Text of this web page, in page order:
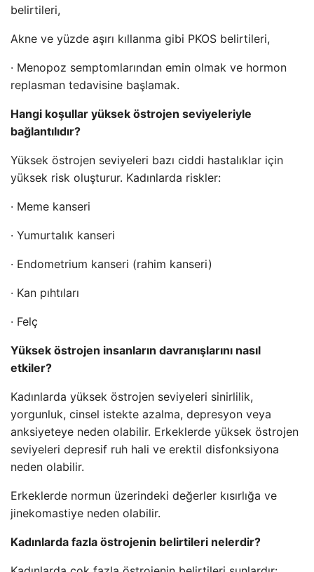
belirtileri,
Akne ve yüzde aşırı kıllanma gibi PKOS belirtileri,
· Menopoz semptomlarından emin olmak ve hormon
replasman tedavisine başlamak.
Hangi koşullar yüksek östrojen seviyeleriyle
bağlantılıdır?
Yüksek östrojen seviyeleri bazı ciddi hastalıklar için
yüksek risk oluşturur. Kadınlarda riskler:
· Meme kanseri
· Yumurtalık kanseri
· Endometrium kanseri (rahim kanseri)
· Kan pıhtıları
· Felç
Yüksek östrojen insanların davranışlarını nasıl
etkiler?
Kadınlarda yüksek östrojen seviyeleri sinirlilik,
yorgunluk, cinsel istekte azalma, depresyon veya
anksiyeteye neden olabilir. Erkeklerde yüksek östrojen
seviyeleri depresif ruh hali ve erektil disfonksiyona
neden olabilir.
Erkeklerde normun üzerindeki değerler kısırlığa ve
jinekomastiye neden olabilir.
Kadınlarda fazla östrojenin belirtileri nelerdir?